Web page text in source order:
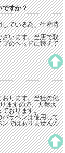
ですか？
している為、生産時
ざいます。当店で取
プのヘッドに替えて
おります。当社の化
ますので、天然水
ております。
パラベンは使用して
ンではありませんの